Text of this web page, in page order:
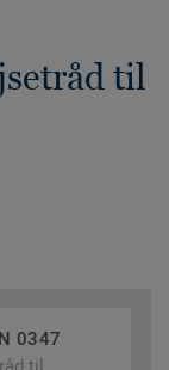
til
0347